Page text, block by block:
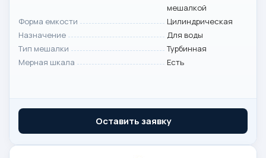
мешалкой
Форма емкости
Цилиндрическая
Назначение
Для воды
Тип мешалки
Турбинная
Мерная шкала
Есть
Оставить заявку